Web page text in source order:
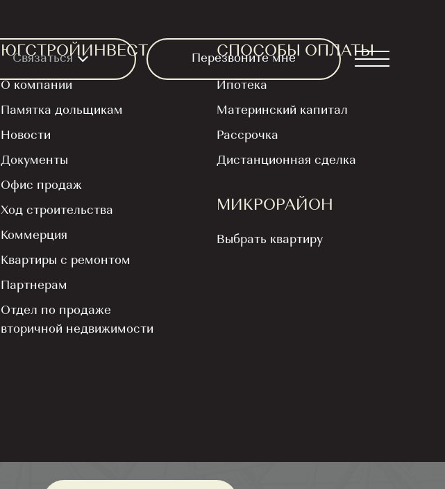
Связаться Перезвоните мне
ЮГСТРОЙИНВЕСТ
О компании
Памятка дольщикам
Новости
Документы
Офис продаж
Ход строительства
Коммерция
Квартиры с ремонтом
Партнерам
Отдел по продаже
вторичной недвижимости
СПОСОБЫ ОПЛАТЫ
Ипотека
Материнский капитал
Рассрочка
Дистанционная сделка
МИКРОРАЙОН
Выбрать квартиру
Два новых ритма
«Основы» Литеры
6.3 и 6.4
Старт продаж
Собственный сквер